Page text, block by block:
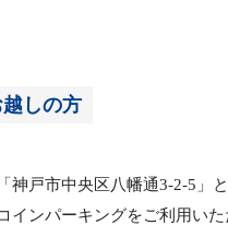
しの方
神戸市中央区八幡通3-2-5」
インパーキングをご利用いた